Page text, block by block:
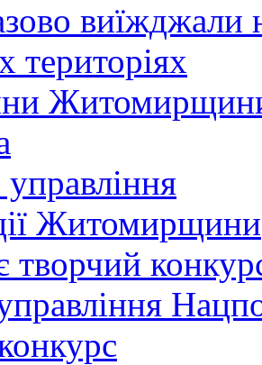
виїжджали
територіях